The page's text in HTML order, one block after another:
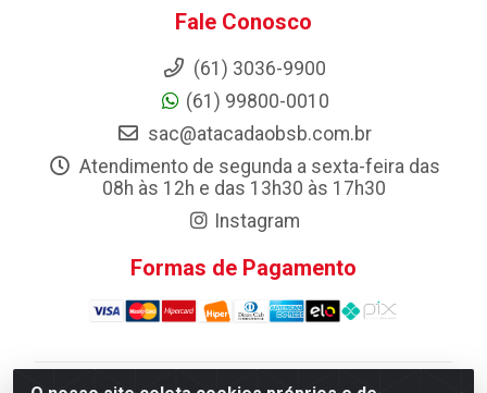
Fale Conosco
(61) 3036-9900
(61) 99800-0010
sac@atacadaobsb.com.br
Atendimento de segunda a sexta-feira das
08h às 12h e das 13h30 às 17h30
Instagram
Formas de Pagamento